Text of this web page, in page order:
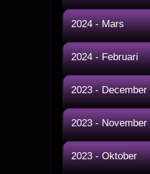
2024 - Mars
2024 - Februari
2023 - December
2023 - November
2023 - Oktober